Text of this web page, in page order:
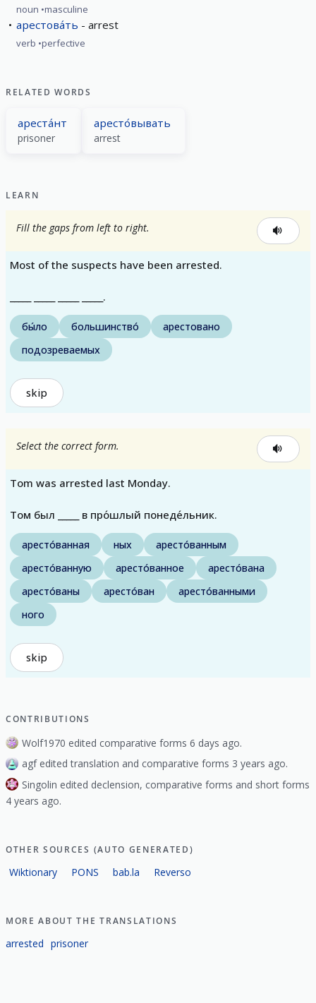
noun masculine
арестова́ть arrest
verb perfective
RELATED WORDS
ареста́нт
prisoner
аресто́вывать
arrest
LEARN
Fill the gaps from left to right.
Most of the suspects have been arrested.
_____ _____ _____ _____.
бы́ло большинство́
арестовано
подозреваемых
skip
Select the correct form.
Tom was arrested last Monday.
Том был _____ в про́шлый понеде́льник.
аресто́ванная ных
аресто́ванным
аресто́ванную
аресто́ванное
аресто́вана
аресто́ваны
аресто́ван
аресто́ванными
ного
skip
CONTRIBUTIONS
Wolf1970 edited comparative forms 6 days ago.
agf edited translation and comparative forms 3 years ago.
Singolin edited declension, comparative forms and short forms
4 years ago.
OTHER SOURCES (AUTO GENERATED)
Wiktionary PONS bab.la Reverso
MORE ABOUT THE TRANSLATIONS
arrested prisoner